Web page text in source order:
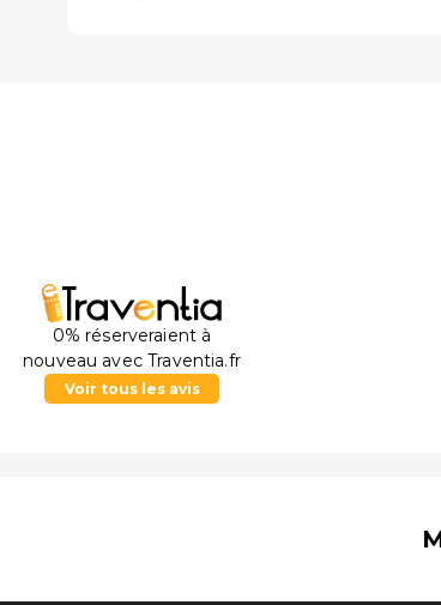
0% réserveraient à
nouveau avec Traventia.fr
Voir tous les avis